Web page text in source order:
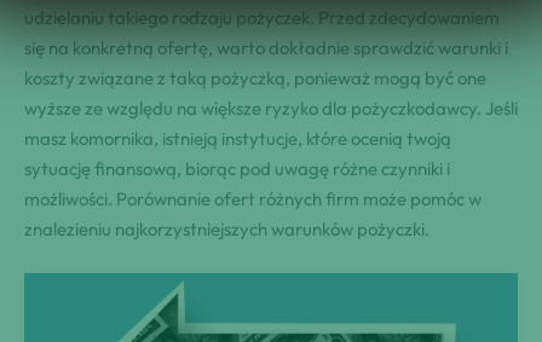
udzielaniu⁤ takiego rodzaju pożyczek.⁢ Przed zdecydowaniem
się na ⁣konkretną ofertę, warto dokładnie sprawdzić warunki i
koszty związane z taką‌ pożyczką, ponieważ‍ mogą być⁣ one
wyższe ze względu⁢ na większe ryzyko dla‌ pożyczkodawcy.⁢ ⁤Jeśli
masz komornika, istnieją instytucje, które ocenią twoją
sytuację finansową, biorąc pod uwagę różne czynniki i
możliwości.⁢ Porównanie⁣ ofert różnych firm może pomóc w
znalezieniu najkorzystniejszych warunków pożyczki.